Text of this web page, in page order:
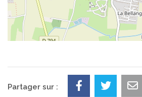
Partager sur :